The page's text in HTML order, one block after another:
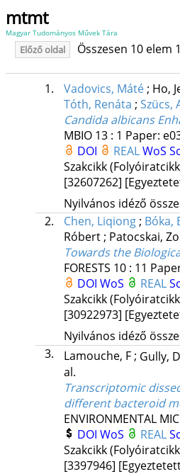
mtmt
Magyar Tudományos Művek Tára
Előző oldal Összesen 10 elem
1. Vadovics, Máté; Ho,
Tóth, Renáta ; Szücs,
Candida albicans
MBIO 13: 1 Paper:
DOI
REALWoS
Szakcikk
[32607262]
Nyilvános idéző
2.
Chen, Liqiong; Bóka,
Róbert; Patocskai,
Towards the
FORESTS 10: 11
DOI WoS REAL
Szakcikk
[30922973]
Nyilvános idéző
3.
Lamouche, F; Gully, D
al.
Transcriptomic
different bacteroid
ENVIRONMENTAL
DOI WoS REAL
Szakcikk
[3397946]